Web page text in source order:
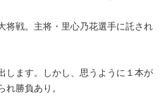
将戦。主将・里心乃花選手に託され
します。しかし、思うように１本が
勝負あり。